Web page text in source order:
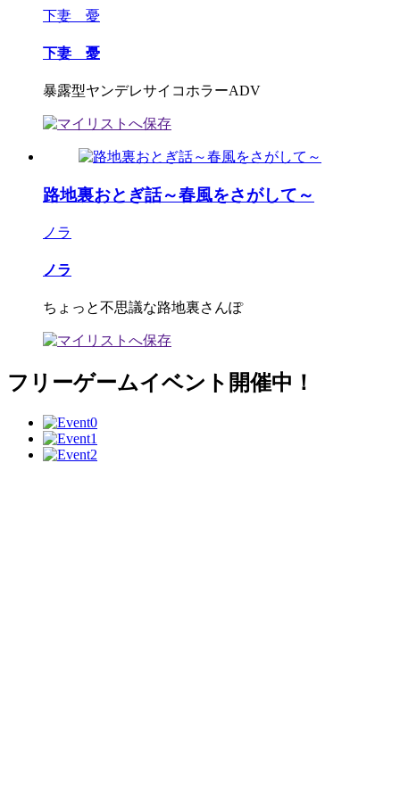
下妻 憂
下妻 憂
暴露型ヤンデレサイコホラーADV
路地裏おとぎ話～春風をさがして～
ノラ
ノラ
ちょっと不思議な路地裏さんぽ
フリーゲームイベント開催中！